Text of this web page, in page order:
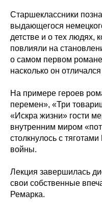
Старшеклассники
выдающегося
детстве и о тех людях,
повлияли на
о самом первом
насколько он
На примере героев
перемен», «Три
«Искра жизни» гости
внутренним миром
столкнулось с
войны.
Лекция завершилась
свои собственные
Ремарка.